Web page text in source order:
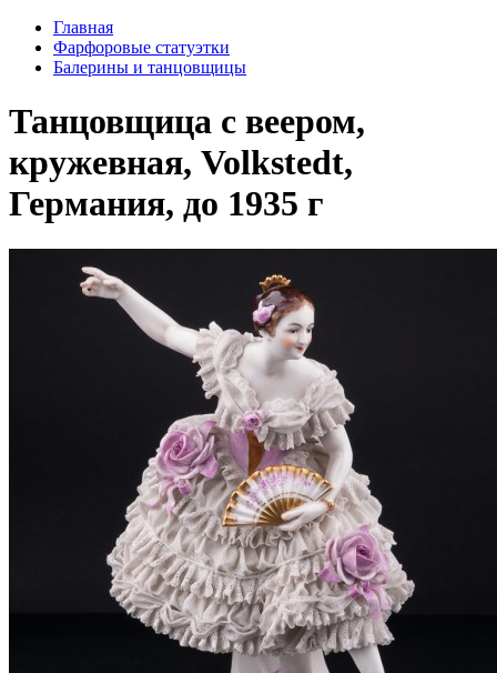
Главная
Фарфоровые статуэтки
Балерины и танцовщицы
Танцовщица с веером,
кружевная, Volkstedt,
Германия, до 1935 г